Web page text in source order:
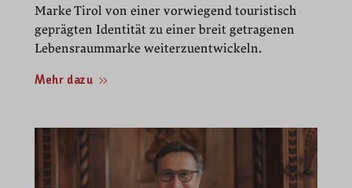
Marke Tirol von einer vorwiegend touristisch
geprägten Identität zu einer breit getragenen
Lebensraummarke weiterzuentwickeln.
Mehr dazu